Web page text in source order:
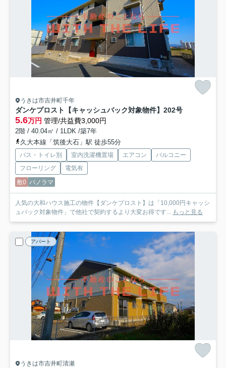
うきは市吉井町千年
ダンケプロスト【キャッシュバック対象物件】 202号
5.6万円 管理/共益費3,000円
2階 / 40.04㎡ / 1LDK /築7年
久大本線「筑後大石」駅 徒歩55分
バス・トイレ別 室内洗濯機置場 エアコン
バルコニー
フローリング
電気有
敷0 パノラマ
人気の大和ハウス施工の物件【ダンケプロスト】は「10,000円キャッシ
ュバック対象物件」で他社で契約するより大変お得です... もっと見る
アパート
うきは市吉井町清瀬